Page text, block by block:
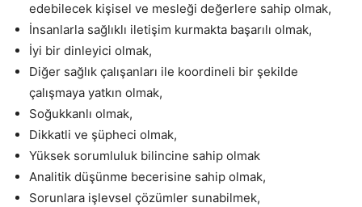
edebilecek kişisel ve mesleği değerlere sahip olmak,
İnsanlarla sağlıklı iletişim kurmakta başarılı olmak,
İyi bir dinleyici olmak,
Diğer sağlık çalışanları ile koordineli bir şekilde
çalışmaya yatkın olmak,
Soğukkanlı olmak,
Dikkatli ve şüpheci olmak,
Yüksek sorumluluk bilincine sahip olmak
Analitik düşünme becerisine sahip olmak,
Sorunlara işlevsel çözümler sunabilmek,